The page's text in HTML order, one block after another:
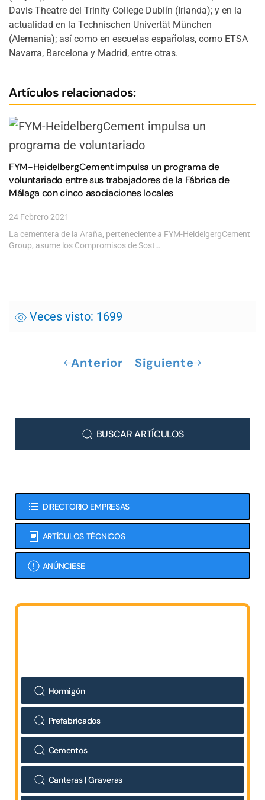
Davis Theatre del Trinity College Dublín (Irlanda); y en la
actualidad en la Technischen Univertät München
(Alemania); así como en escuelas españolas, como ETSA
Navarra, Barcelona y Madrid, entre otras.
Artículos relacionados:
FYM-HeidelbergCement impulsa un programa de
voluntariado entre sus trabajadores de la Fábrica de
Málaga con cinco asociaciones locales
24 Febrero 2021
La cementera de la Araña, perteneciente a FYM-HeidelgergCement
Group, asume los Compromisos de Sost…
Veces visto: 1699
Anterior Siguiente
BUSCAR ARTÍCULOS
DIRECTORIO EMPRESAS
ARTÍCULOS TÉCNICOS
ANÚNCIESE
Hormigón
Prefabricados
Cementos
Canteras | Graveras